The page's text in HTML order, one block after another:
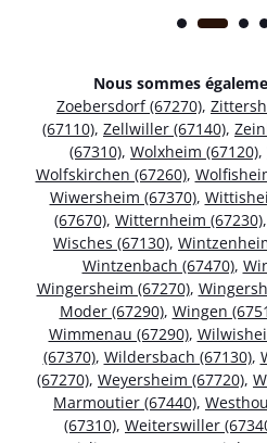
Nous sommes
Zoebersdorf (67270),
(67110), Zellwiller (67140),
(67310), Wolxheim (67120),
Wolfskirchen (67260),
Wiwersheim (67370),
(67670), Witternheim (67230),
Wisches (67130),
Wintzenbach (67470),
Wingersheim (67270),
Moder (67290), Wingen
Wimmenau (67290),
(67370), Wildersbach (67130),
(67270), Weyersheim (67720),
Marmoutier (67440),
(67310), Weiterswiller